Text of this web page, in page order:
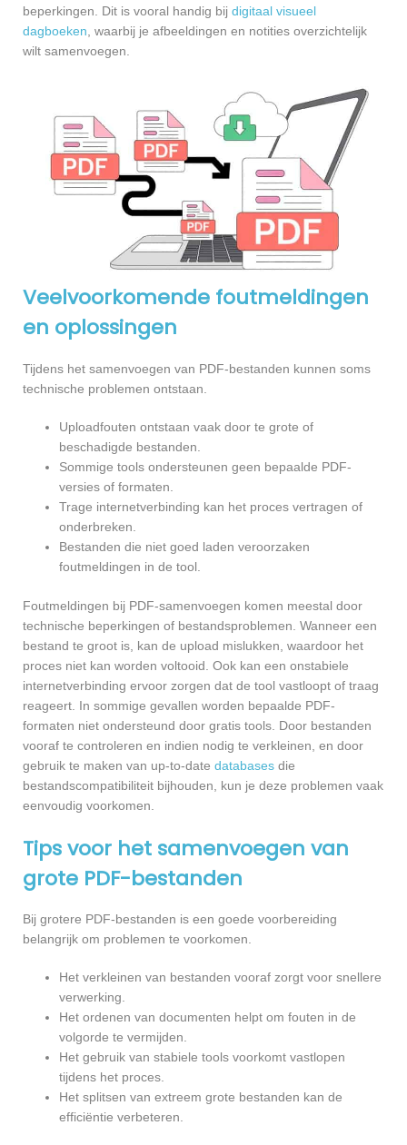
beperkingen. Dit is vooral handig bij digitaal visueel
dagboeken , waarbij je afbeeldingen en notities overzichtelijk
wilt samenvoegen.
Veelvoorkomende foutmeldingen
en oplossingen
Tijdens het samenvoegen van PDF-bestanden kunnen soms
technische problemen ontstaan.
Uploadfouten ontstaan vaak door te grote of
beschadigde bestanden.
Sommige tools ondersteunen geen bepaalde PDF-
versies of formaten.
Trage internetverbinding kan het proces vertragen of
onderbreken.
Bestanden die niet goed laden veroorzaken
foutmeldingen in de tool.
Foutmeldingen bij PDF-samenvoegen komen meestal door
technische beperkingen of bestandsproblemen. Wanneer een
bestand te groot is, kan de upload mislukken, waardoor het
proces niet kan worden voltooid. Ook kan een onstabiele
internetverbinding ervoor zorgen dat de tool vastloopt of traag
reageert. In sommige gevallen worden bepaalde PDF-
formaten niet ondersteund door gratis tools. Door bestanden
vooraf te controleren en indien nodig te verkleinen, en door
gebruik te maken van up-to-date databases die
bestandscompatibiliteit bijhouden, kun je deze problemen vaak
eenvoudig voorkomen.
Tips voor het samenvoegen van
grote PDF-bestanden
Bij grotere PDF-bestanden is een goede voorbereiding
belangrijk om problemen te voorkomen.
Het verkleinen van bestanden vooraf zorgt voor snellere
verwerking.
Het ordenen van documenten helpt om fouten in de
volgorde te vermijden.
Het gebruik van stabiele tools voorkomt vastlopen
tijdens het proces.
Het splitsen van extreem grote bestanden kan de
efficiëntie verbeteren.